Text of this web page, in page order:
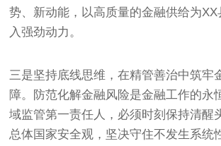
势、新动能，以高质量的金融供给为
入强劲动力。
三是坚持底线思维，在精管善治中筑牢
障。防范化解金融风险是金融工作的永
域监管第一责任人，必须时刻保持清醒
总体国家安全观，坚决守住不发生系统